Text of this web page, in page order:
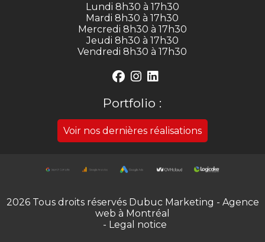
Lundi 8h30 à 17h30
Mardi 8h30 à 17h30
Mercredi 8h30 à 17h30
Jeudi 8h30 à 17h30
Vendredi 8h30 à 17h30
Portfolio :
Voir nos dernières réalisations
2026 Tous droits réservés Dubuc Marketing - Agence
web à Montréal
- Legal notice